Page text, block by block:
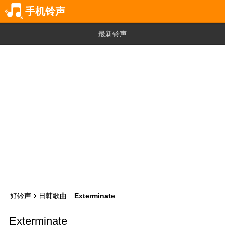
手机铃声
最新铃声
好铃声 日韩歌曲 Exterminate
Exterminate